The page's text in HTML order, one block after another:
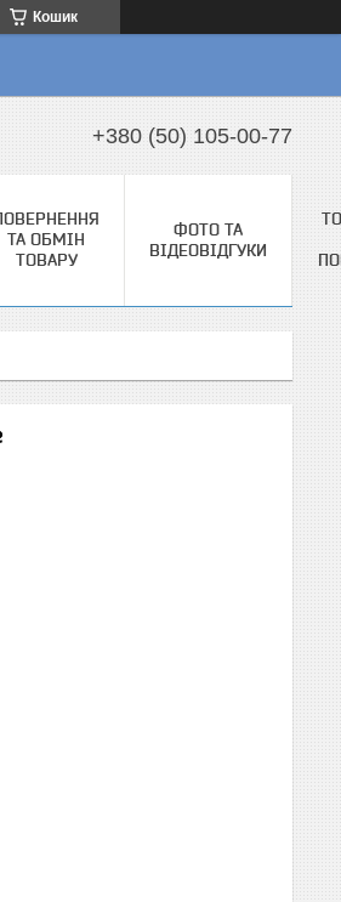
Кошик
+380 (50) 105-00-77
ТА ОБМІН
ТОВАРУ
ФОТО ТА
ВІДЕОВІДГУКИ